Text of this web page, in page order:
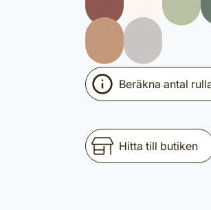
Beräkna antal
Hitta till butiken